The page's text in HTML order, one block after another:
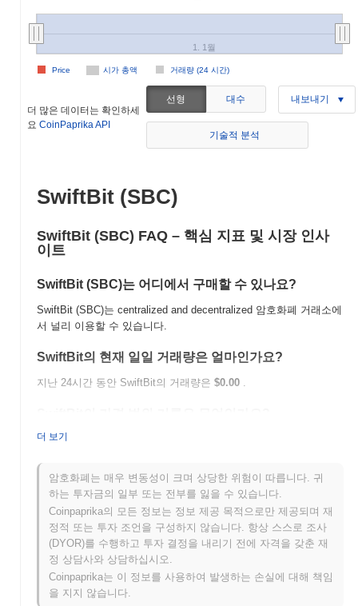
시가 총액 거래량 (24 시간)
Price
1. 1월
더 많은 데이터는 확인하세
요 CoinPaprika API
선형 대수 내보내기
기술적 분석
SwiftBit (SBC)
SwiftBit (SBC) FAQ – 핵심 지표 및 시장 인사
이트
SwiftBit (SBC)는 어디에서 구매할 수 있나요?
SwiftBit (SBC)는 centralized and decentralized 암호화폐 거래소에
서 널리 이용할 수 있습니다.
SwiftBit의 현재 일일 거래량은 얼마인가요?
지난 24시간 동안 SwiftBit의 거래량은 $0.00 .
역대 최고가(ATH):
SwiftBit는 현재 ATH보다 ~100.00% 낮게 거래되고 있습니다 .
SwiftBit는 더 넓은 암호화폐 시장과 비교하여 어떤 성
과를 내고 있나요?
지난 7일 동안 SwiftBit는0.00%
전체 암호화폐 시장에 뒤처졌습니다. 이는 더 넓은 시장 모멘텀과
비교하여 SBC의 가격 움직임에서 일시적인 지연을 나타냅니다.
더 보기
암호화폐는 매우 변동성이 크며 상당한 위험이 따릅니다. 귀
하는 투자금의 일부 또는 전부를 잃을 수 있습니다.
Coinpaprika의 모든 정보는 정보 제공 목적으로만 제공되며 재
정적 또는 투자 조언을 구성하지 않습니다. 항상 스스로 조사
(DYOR)를 수행하고 투자 결정을 내리기 전에 자격을 갖춘 재
정 상담사와 상담하십시오.
Coinpaprika는 이 정보를 사용하여 발생하는 손실에 대해 책임
을 지지 않습니다.